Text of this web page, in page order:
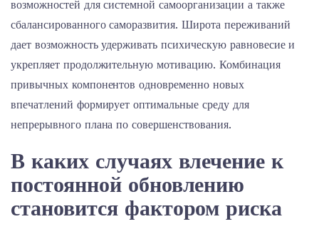
возможностей для системной самоорганизации а также
сбалансированного саморазвития. Широта переживаний
дает возможность удерживать психическую равновесие и
укрепляет продолжительную мотивацию. Комбинация
привычных компонентов одновременно новых
впечатлений формирует оптимальные среду для
непрерывного плана по совершенствования.
В каких случаях влечение к
постоянной обновлению
становится фактором риска